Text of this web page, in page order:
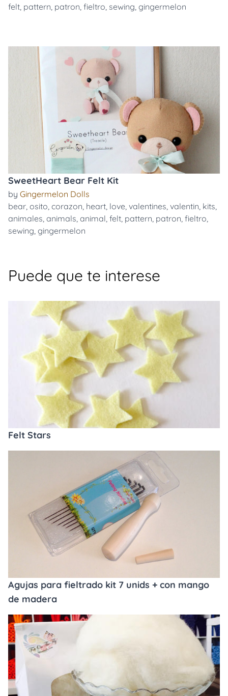
felt, pattern, patron, fieltro, sewing, gingermelon
SweetHeart Bear Felt Kit
by Gingermelon Dolls
bear, osito, corazon, heart, love, valentines, valentin, kits,
animales, animals, animal, felt, pattern, patron, fieltro,
sewing, gingermelon
Puede que te interese
Felt Stars
Agujas para fieltrado kit 7 unids + con mango
de madera